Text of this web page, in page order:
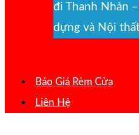
đi Thanh Nhàn
dựng và Nội
Báo Giá Rèm Cửa
Liên Hệ